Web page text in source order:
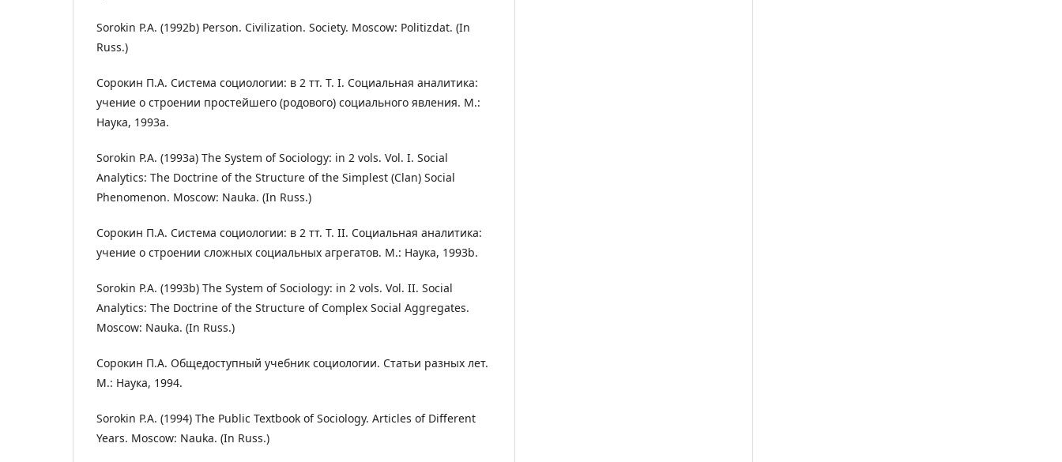
Sorokin P.A. (1992b) Person. Civilization. Society. Moscow: Politizdat. (In
Russ.)
Сорокин П.А. Система социологии: в 2 тт. Т. I. Социальная аналитика:
учение о строении простейшего (родового) социального явления. М.:
Наука, 1993a.
Sorokin P.A. (1993a) The System of Sociology: in 2 vols. Vol. I. Social
Analytics: The Doctrine of the Structure of the Simplest (Clan) Social
Phenomenon. Moscow: Nauka. (In Russ.)
Сорокин П.А. Система социологии: в 2 тт. Т. II. Социальная аналитика:
учение о строении сложных социальных агрегатов. М.: Наука, 1993b.
Sorokin P.A. (1993b) The System of Sociology: in 2 vols. Vol. II. Social
Analytics: The Doctrine of the Structure of Complex Social Aggregates.
Moscow: Nauka. (In Russ.)
Сорокин П.А. Общедоступный учебник социологии. Статьи разных лет.
М.: Наука, 1994.
Sorokin P.A. (1994) The Public Textbook of Sociology. Articles of Different
Years. Moscow: Nauka. (In Russ.)